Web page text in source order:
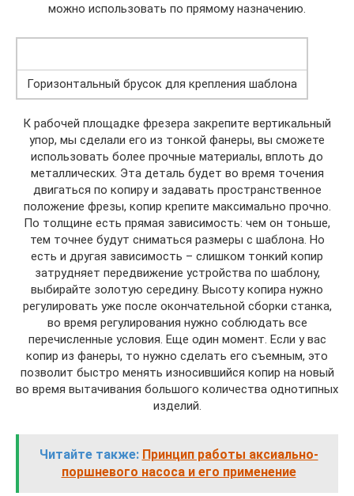
можно использовать по прямому назначению.
Горизонтальный брусок для крепления шаблона
К рабочей площадке фрезера закрепите вертикальный
упор, мы сделали его из тонкой фанеры, вы сможете
использовать более прочные материалы, вплоть до
металлических. Эта деталь будет во время точения
двигаться по копиру и задавать пространственное
положение фрезы, копир крепите максимально прочно.
По толщине есть прямая зависимость: чем он тоньше,
тем точнее будут сниматься размеры с шаблона. Но
есть и другая зависимость – слишком тонкий копир
затрудняет передвижение устройства по шаблону,
выбирайте золотую середину. Высоту копира нужно
регулировать уже после окончательной сборки станка,
во время регулирования нужно соблюдать все
перечисленные условия. Еще один момент. Если у вас
копир из фанеры, то нужно сделать его съемным, это
позволит быстро менять износившийся копир на новый
во время вытачивания большого количества однотипных
изделий.
Читайте также: Принцип работы аксиально-
поршневого насоса и его применение